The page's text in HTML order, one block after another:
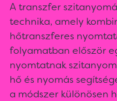
A transzfer
technika, amely
hőtranszferes
folyamatban először
nyomtatnak
hő és nyomás
a módszer különösen